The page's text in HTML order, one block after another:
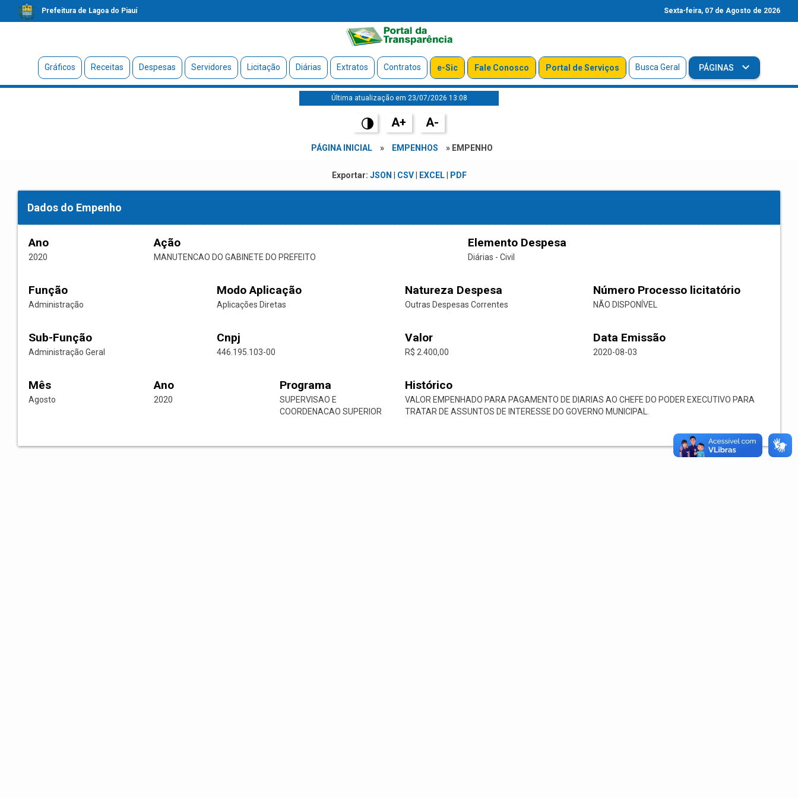
Prefeitura de Lagoa do Piauí Sexta-feira, 07 de Agosto de 2026
Gráficos Receitas Despesas Servidores Licitação Diárias Extratos Contratos e-Sic Fale Conosco Portal de Serviços Busca Geral PÁGINAS
Última atualização em 23/07/2026 13:08
A+ A-
PÁGINA INICIAL » EMPENHOS » EMPENHO
Exportar: JSON CSV| EXCEL| PDF
Dados do Empenho
Ano
2020
Ação
MANUTENCAO DO GABINETE DO PREFEITO
Elemento Despesa
Diárias - Civil
Função
Administração
Modo Aplicação
Aplicações Diretas
Natureza Despesa
Outras Despesas Correntes
Número Processo licitatório
NÃO DISPONÍVEL
Sub-Função
Administração Geral
Cnpj
446.195.103-00
Valor
R$ 2.400,00
Data Emissão
2020-08-03
Mês
Agosto
Ano
2020
Programa
SUPERVISAO E
COORDENACAO SUPERIOR
Histórico
VALOR EMPENHADO PARA PAGAMENTO DE DIARIAS AO CHEFE DO PODER EXECUTIVO PARA
TRATAR DE ASSUNTOS DE INTERESSE DO GOVERNO MUNICIPAL.